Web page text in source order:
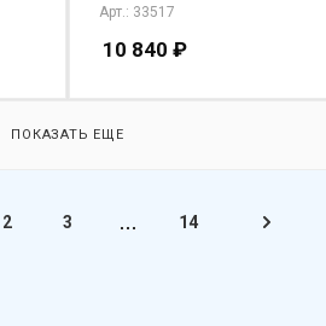
Арт.: 33517
10 840 ₽
ПОКАЗАТЬ ЕЩЕ
2 3 14